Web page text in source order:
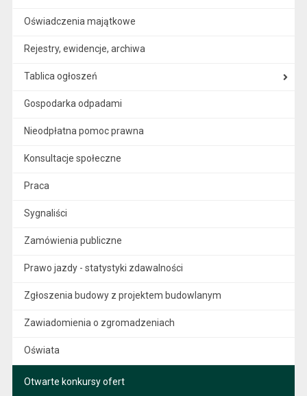
Oświadczenia majątkowe
Rejestry, ewidencje, archiwa
Tablica ogłoszeń
Gospodarka odpadami
Nieodpłatna pomoc prawna
Konsultacje społeczne
Praca
Sygnaliści
Zamówienia publiczne
Prawo jazdy - statystyki zdawalności
Zgłoszenia budowy z projektem budowlanym
Zawiadomienia o zgromadzeniach
Oświata
Otwarte konkursy ofert